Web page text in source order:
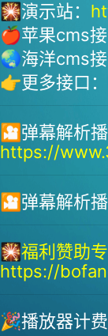
🎇演示站：
🍎苹果cms接
🌏海洋cms接
👉更多接口：
🎦弹幕解析
https://
🎦弹幕解析播
🎇福利赞助
https://
🎉播放器计